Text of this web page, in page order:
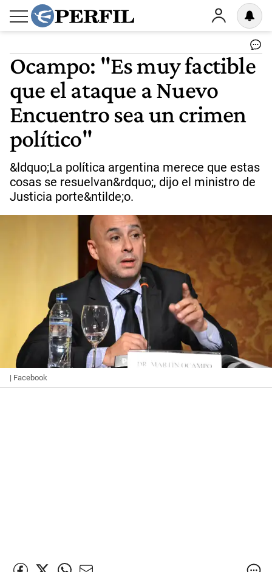
Ocampo: "Es muy factible
que el ataque a Nuevo
Encuentro sea un crimen
político"
&ldquo;La política argentina merece que estas
cosas se resuelvan&rdquo;, dijo el ministro de
Justicia porte&ntilde;o.
| Facebook